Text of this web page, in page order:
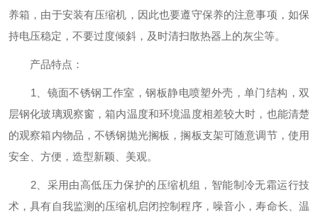
养箱，由于安装有压缩机，因此也要遵守保养的注意事项，如保
持电压稳定，不要过度倾斜，及时清扫散热器上的灰尘等。
产品特点：
1、镜面不锈钢工作室，钢板静电喷塑外壳，单门结构，双
层钢化玻璃观察窗，箱内温度和环境温度相差较大时，也能清楚
的观察箱内物品，不锈钢抛光搁板，搁板支架可随意调节，使用
安全、方便，造型新颖、美观。
2、采用由高低压力保护的压缩机组，智能制冷无霜运行技
术，具有自我监测的压缩机启闭控制程序，噪音小，寿命长、温